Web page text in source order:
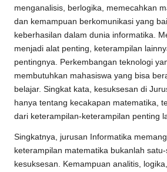
menganalisis, berlogika, memecahkan
dan kemampuan berkomunikasi yang
keberhasilan dalam dunia informatika.
menjadi alat penting, keterampilan
pentingnya. Perkembangan teknologi
membutuhkan mahasiswa yang bisa
belajar. Singkat kata, kesuksesan di
hanya tentang kecakapan matematika,
dari keterampilan-keterampilan penting
Singkatnya, jurusan Informatika
keterampilan matematika bukanlah
kesuksesan. Kemampuan analitis,